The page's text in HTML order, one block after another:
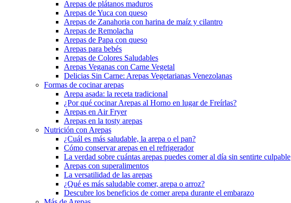
Arepas de plátanos maduros
Arepas de Yuca con queso
Arepas de Zanahoria con harina de maíz y cilantro
Arepas de Remolacha
Arepas de Papa con queso
Arepas para bebés
Arepas de Colores Saludables
Arepas Veganas con Carne Vegetal
Delicias Sin Carne: Arepas Vegetarianas Venezolanas
Formas de cocinar arepas
Arepa asada: la receta tradicional
¿Por qué cocinar Arepas al Horno en lugar de Freírlas?
Arepas en Air Fryer
Arepas en la tosty arepas
Nutrición con Arepas
¿Cuál es más saludable, la arepa o el pan?
Cómo conservar arepas en el refrigerador
La verdad sobre cuántas arepas puedes comer al día sin sentirte culpable
Arepas con superalimentos
La versatilidad de las arepas
¿Qué es más saludable comer, arepa o arroz?
Descubre los beneficios de comer arepa durante el embarazo